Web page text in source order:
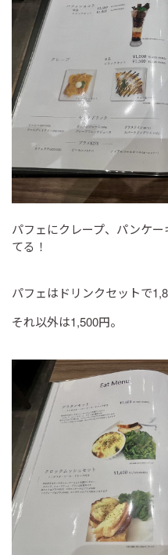
パフェにクレープ、パンケ
てる！
パフェはドリンクセットで
それ以外は1,500円。